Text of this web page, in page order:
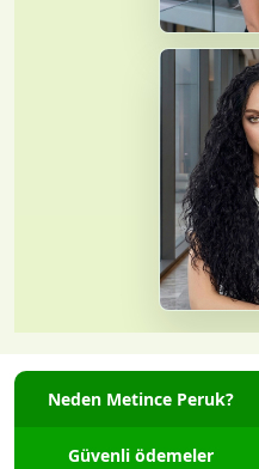
Neden Metince Peruk?
Güvenli ödemeler